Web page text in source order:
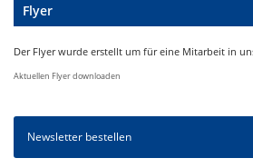
Flyer
Der Flyer wurde erstellt um für eine Mitarbeit in
Aktuellen Flyer downloaden
Newsletter bestellen